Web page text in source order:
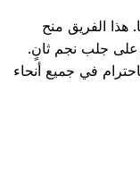
هذا الفريق منح
على جلب نجم ثانٍ.
في جميع أنحاء